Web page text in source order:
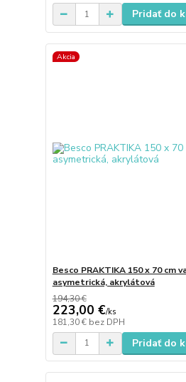
Pridať do
Akcia
Besco PRAKTIKA 150 x 70 cm
asymetrická, akrylátová
194,30 €
223,00 €/ks
181,30 € bez DPH
Pridať do